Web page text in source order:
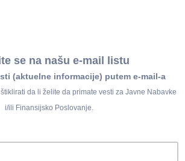
i drugim Korisnicima
od 1. jula 2026.
uživo